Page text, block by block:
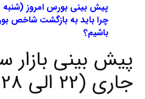
پیش بینی بورس امروز (شنبه ۲۲ خرداد)
چرا باید به بازگشت شاخص
باشیم؟
پیش بینی بازار
جاری (22 الی 28 خرداد)